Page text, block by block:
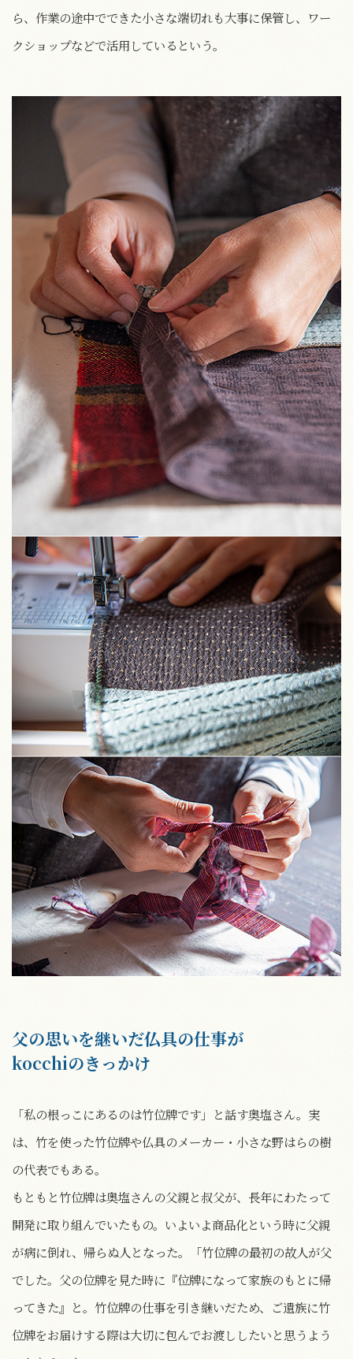
ら、作業の途中でできた小さな端切れも大事に保管し、ワー
クショップなどで活用しているという。
父の思いを継いだ仏具の仕事が
kocchiのきっかけ
「私の根っこにあるのは竹位牌です」と話す奥塩さん。実
は、竹を使った竹位牌や仏具のメーカー・小さな野はらの樹
の代表でもある。
もともと竹位牌は奥塩さんの父親と叔父が、長年にわたって
開発に取り組んでいたもの。いよいよ商品化という時に父親
が病に倒れ、帰らぬ人となった。「竹位牌の最初の故人が父
でした。父の位牌を見た時に『位牌になって家族のもとに帰
ってきた』と。竹位牌の仕事を引き継いだため、ご遺族に竹
位牌をお届けする際は大切に包んでお渡ししたいと思うよう